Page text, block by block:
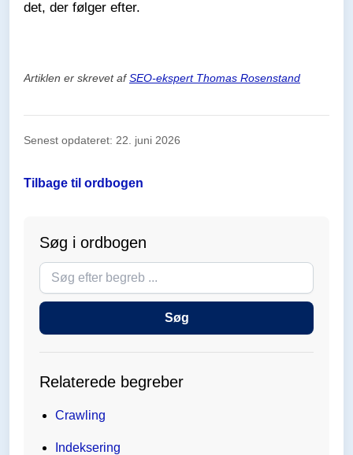
det, der følger efter.
Artiklen er skrevet afSEO-ekspert Thomas Rosenstand
Senest opdateret: 22. juni 2026
Tilbage til ordbogen
Søg i ordbogen
Søg
ordbogen
Søg
Relaterede begreber
Crawling
Indeksering